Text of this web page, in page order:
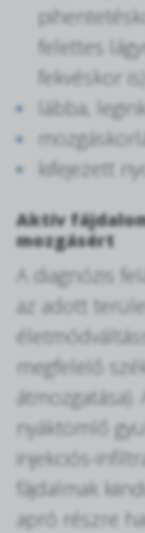
felettes
fekvéskor is)
lábba,
kifejezett
Aktív
mozgásért
A diagnózis
az adott
megfelelő
nyáktömlő
injekciós-
fájdalmak
apró részre